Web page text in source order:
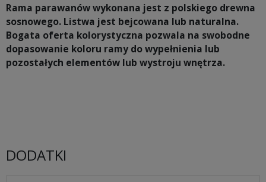
Rama parawanów wykonana jest z polskiego drewna
sosnowego. Listwa jest bejcowana lub naturalna.
Bogata oferta kolorystyczna pozwala na swobodne
dopasowanie koloru ramy do wypełnienia lub
pozostałych elementów lub wystroju wnętrza.
DODATKI